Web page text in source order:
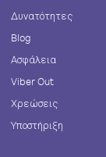
Δυνατότητες
Blog
Ασφάλεια
Viber Out
Χρεώσεις
Υποστήριξη